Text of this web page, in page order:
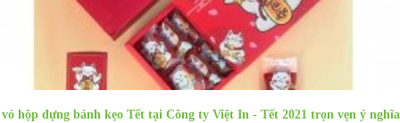
hộp đựng bánh kẹo Tết tại Công ty Việt In - Tết 2021 trọn vẹn ý nghĩa